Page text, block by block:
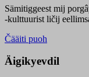
Sämitiggeest mij
-kulttuurist ličij
Čääiti puoh
Äigikyevdil